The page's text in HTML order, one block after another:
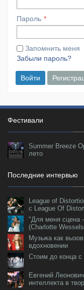
Пароль
Запомнить меня
Забыли пароль?
Войти
Фестивали
Summer Breeze
лето
Последние интервью
League of
с League Of
"Для меня сцена
(Charlotte
Музыка как
вдохновении
Стоим до конца с
Евгений
интеллекта в